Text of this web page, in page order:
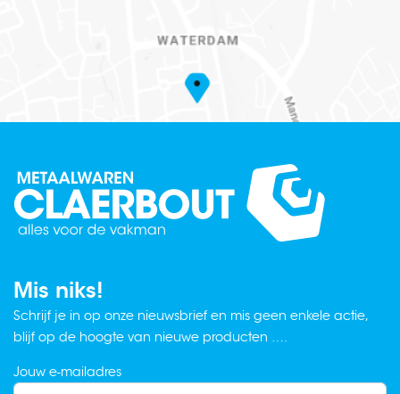
Mis niks!
Schrijf je in op onze nieuwsbrief en mis geen enkele actie,
blijf op de hoogte van nieuwe producten ….
Jouw e-mailadres